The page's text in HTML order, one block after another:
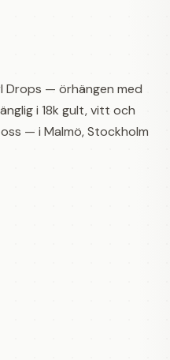
Drops — örhängen med
i 18k gult, vitt och
— i Malmö, Stockholm